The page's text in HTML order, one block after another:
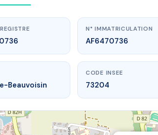
N° IMMATRICULATION
AF6470736
Beauvoisin
CODE INSEE
73204